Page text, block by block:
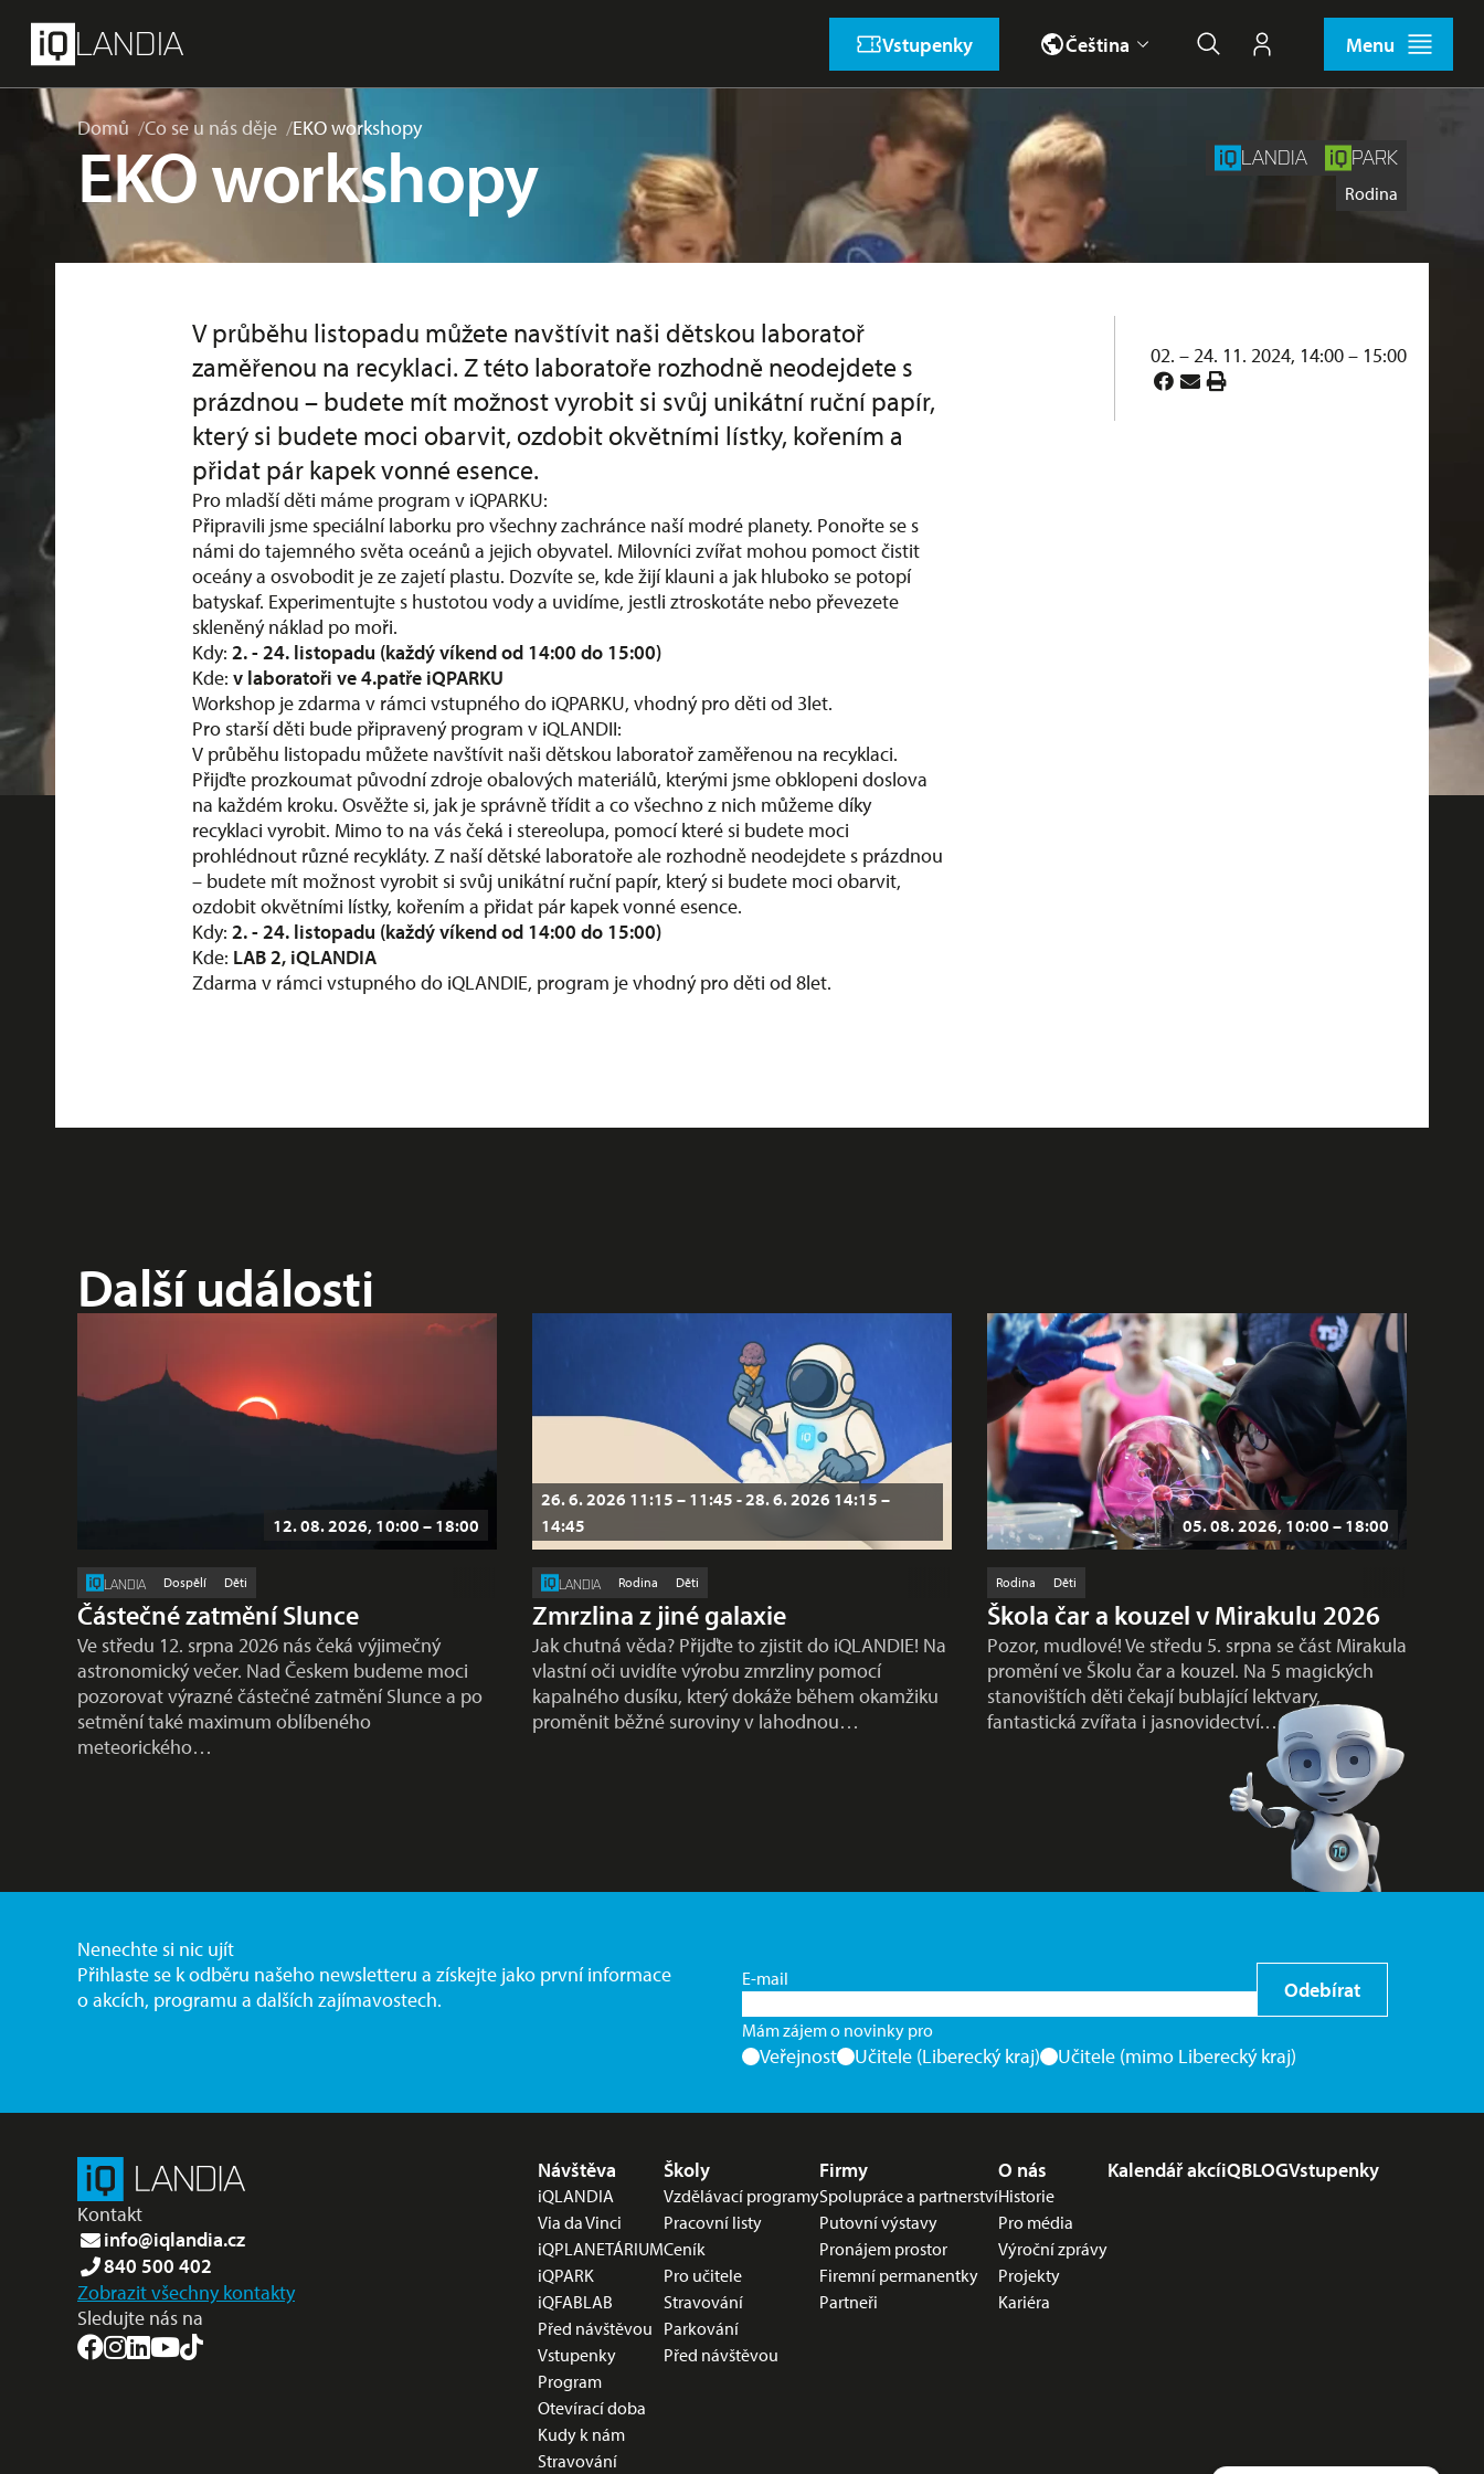
LANDIA Vstupenky Čeština Hledat Můj účet Menu
Domů Co se u nás děje EKO workshopy
EKO workshopy LANDIA PARK
Štítky
Rodina
V průběhu listopadu můžete navštívit naši dětskou laboratoř
zaměřenou na recyklaci. Z této laboratoře rozhodně neodejdete s
prázdnou – budete mít možnost vyrobit si svůj unikátní ruční papír,
který si budete moci obarvit, ozdobit okvětními lístky, kořením a
přidat pár kapek vonné esence.
Pro mladší děti máme program v iQPARKU:
Připravili jsme speciální laborku pro všechny zachránce naší modré planety. Ponořte se s
námi do tajemného světa oceánů a jejich obyvatel. Milovníci zvířat mohou pomoct čistit
oceány a osvobodit je ze zajetí plastu. Dozvíte se, kde žijí klauni a jak hluboko se potopí
batyskaf. Experimentujte s hustotou vody a uvidíme, jestli ztroskotáte nebo převezete
skleněný náklad po moři.
Kdy:2. - 24. listopadu (každý víkend od 14:00 do 15:00)
Kde:v laboratoři ve 4.patře iQPARKU
Workshop je zdarma v rámci vstupného do iQPARKU, vhodný pro děti od 3let.
Pro starší děti bude připravený program v iQLANDII:
V průběhu listopadu můžete navštívit naši dětskou laboratoř zaměřenou na recyklaci.
Přijďte prozkoumat původní zdroje obalových materiálů, kterými jsme obklopeni doslova
na každém kroku. Osvěžte si, jak je správně třídit a co všechno z nich můžeme díky
recyklaci vyrobit. Mimo to na vás čeká i stereolupa, pomocí které si budete moci
prohlédnout různé recykláty. Z naší dětské laboratoře ale rozhodně neodejdete s prázdnou
– budete mít možnost vyrobit si svůj unikátní ruční papír, který si budete moci obarvit,
ozdobit okvětními lístky, kořením a přidat pár kapek vonné esence.
Kdy:2. - 24. listopadu (každý víkend od 14:00 do 15:00)
Kde: LAB 2, iQLANDIA
Zdarma v rámci vstupného do iQLANDIE, program je vhodný pro děti od 8let.
02. – 24. 11. 2024, 14:00 – 15:00
Další události
12. 08. 2026, 10:00 – 18:00
LANDIA Dospělí Děti
Částečné zatmění Slunce
Ve středu 12. srpna 2026 nás čeká výjimečný
astronomický večer. Nad Českem budeme moci
pozorovat výrazné částečné zatmění Slunce a po
setmění také maximum oblíbeného
meteorického…
26. 6. 2026 11:15 – 11:45 - 28. 6. 2026 14:15 –
14:45
LANDIA Rodina Děti
Zmrzlina z jiné galaxie
Jak chutná věda? Přijďte to zjistit do iQLANDIE! Na
vlastní oči uvidíte výrobu zmrzliny pomocí
kapalného dusíku, který dokáže během okamžiku
proměnit běžné suroviny v lahodnou…
05. 08. 2026, 10:00 – 18:00
Rodina Děti
Škola čar a kouzel v Mirakulu 2026
Pozor, mudlové! Ve středu 5. srpna se část Mirakula
promění ve Školu čar a kouzel. Na 5 magických
stanovištích děti čekají bublající lektvary,
fantastická zvířata i jasnovidectví.…
Nenechte si nic ujít
Přihlaste se k odběru našeho newsletteru a získejte jako první informace
o akcích, programu a dalších zajímavostech.
E-mail Odebírat
Mám zájem o novinky pro
Veřejnost Učitele (Liberecký kraj) Učitele (mimo Liberecký kraj)
Kontakt
info@iqlandia.cz
840 500 402
Zobrazit všechny kontakty
Sledujte nás na
Nabídka v zápatí
Návštěva
iQLANDIA
Via da Vinci
iQPLANETÁRIUM
iQPARK
iQFABLAB
Před návštěvou
Vstupenky
Program
Otevírací doba
Kudy k nám
Stravování
Školy
Vzdělávací programy
Pracovní listy
Ceník
Pro učitele
Stravování
Parkování
Před návštěvou
Firmy
Spolupráce a partnerství
Putovní výstavy
Pronájem prostor
Firemní permanentky
Partneři
O nás
Historie
Pro média
Výroční zprávy
Projekty
Kariéra
Kalendář akcíiQBLOGVstupenky